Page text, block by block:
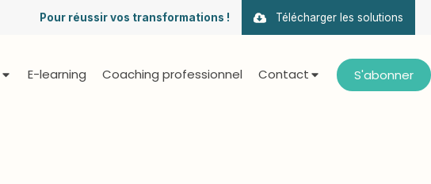
Télécharger les solutions
Pour réussir vos transformations !
E-learning Coaching professionnel Contact S'abonner